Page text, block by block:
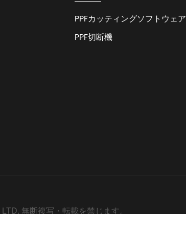
PPFカッティングソフトウェア
PPF切断機
無断複写・転載を禁じます。